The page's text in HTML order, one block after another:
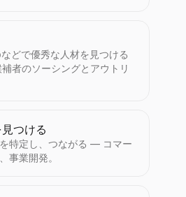
どで優秀な人材を見つける
者のソーシングとアウトリ
つける
特定し、つながる — コマー
事業開発。